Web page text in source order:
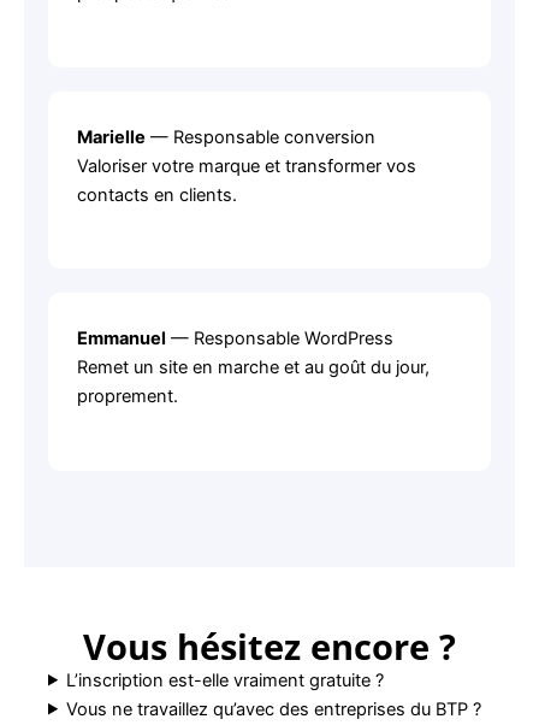
Marielle — Responsable conversion
Valoriser votre marque et transformer vos
contacts en clients.
Emmanuel — Responsable WordPress
Remet un site en marche et au goût du jour,
proprement.
Vous hésitez encore ?
L’inscription est-elle vraiment gratuite ?
Vous ne travaillez qu’avec des entreprises du BTP ?